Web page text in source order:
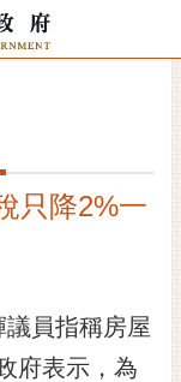
只降2%一
員指稱房屋
府表示，為